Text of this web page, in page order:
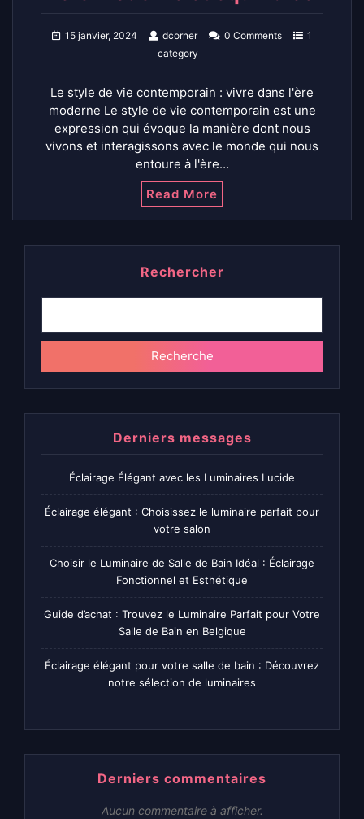
15 janvier, 2024 dcorner 0 Comments
1
category
Le style de vie contemporain : vivre dans l'ère
moderne Le style de vie contemporain est une
expression qui évoque la manière dont nous
vivons et interagissons avec le monde qui nous
entoure à l'ère…
Read More
Rechercher
Recherche
Derniers messages
Éclairage Élégant avec les Luminaires Lucide
Éclairage élégant : Choisissez le luminaire parfait pour
votre salon
Choisir le Luminaire de Salle de Bain Idéal : Éclairage
Fonctionnel et Esthétique
Guide d’achat : Trouvez le Luminaire Parfait pour Votre
Salle de Bain en Belgique
Éclairage élégant pour votre salle de bain : Découvrez
notre sélection de luminaires
Derniers commentaires
Aucun commentaire à afficher.